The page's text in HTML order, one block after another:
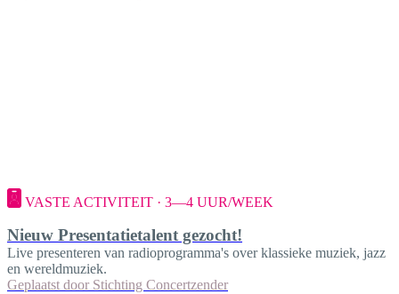
VASTE ACTIVITEIT · 3—4 UUR/WEEK
Nieuw Presentatietalent gezocht!
Live presenteren van radioprogramma's over klassieke muziek, jazz
en wereldmuziek.
Geplaatst door Stichting Concertzender